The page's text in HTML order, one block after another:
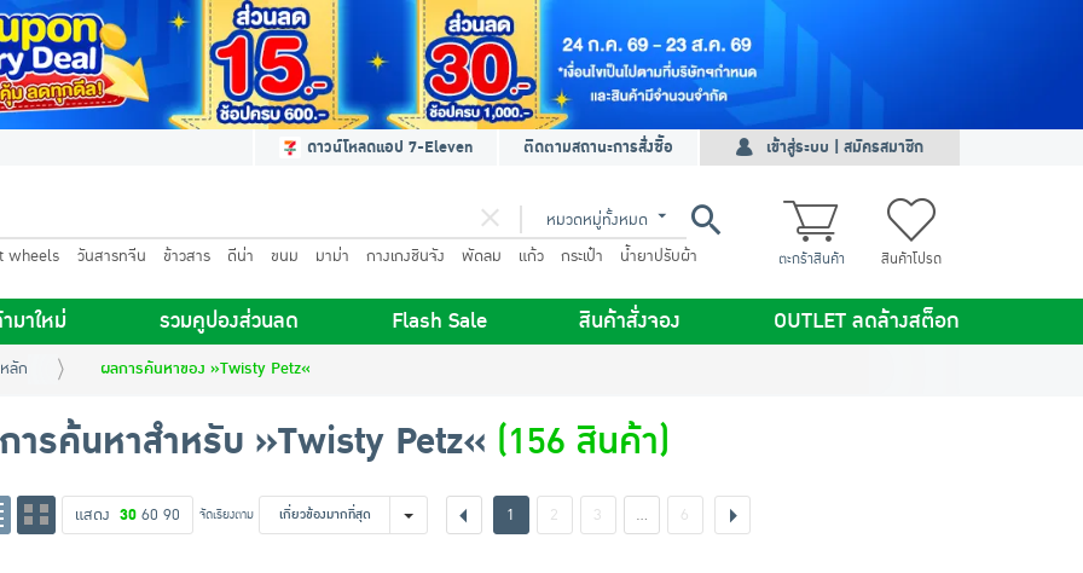
ดาวน์โหลดแอป 7-Eleven ติดตามสถานะการสั่งซื้อ เข้าสู่ระบบ | สมัครสมาชิก
หมวดหมู่ทั้งหมด
wheels วันสารทจีน ข้าวสาร ดีน่า ขนม มาม่า กางเกงชินจัง พัดลม แก้ว กระเป๋า
น้ำยาปรับผ้า
ตะกร้าสินค้า สินค้าโปรด
มาใหม่ รวมคูปองส่วนลด Flash Sale สินค้าสั่งจอง OUTLET ลดล้างสต็อก
ลัก ผลการค้นหาของ »Twisty Petz«
ารค้นหาสำหรับ »Twisty Petz« (156 สินค้า)
แสดง 30 60 90 จัดเรียงตาม เกี่ยวข้องมากที่สุด 1 2 3 … 6